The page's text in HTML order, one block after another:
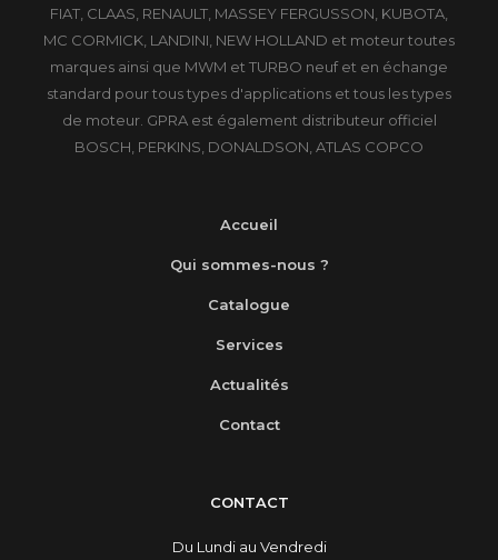
FIAT, CLAAS, RENAULT, MASSEY FERGUSSON, KUBOTA,
MC CORMICK, LANDINI, NEW HOLLAND et moteur toutes
marques ainsi que MWM et TURBO neuf et en échange
standard pour tous types d'applications et tous les types
de moteur. GPRA est également distributeur officiel
BOSCH, PERKINS, DONALDSON, ATLAS COPCO
Accueil
Qui sommes-nous ?
Catalogue
Services
Actualités
Contact
CONTACT
Du Lundi au Vendredi